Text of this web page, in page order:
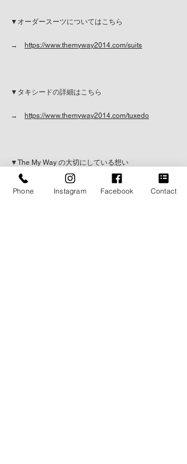
▼オーダースーツについてはこちら
→ https://www.themyway2014.com/suits
▼タキシードの詳細はこちら
→ https://www.themyway2014.com/tuxedo
▼The My Way の大切にしている想い
→ https://www.themyway2014.com/concept
Phone Instagram Facebook Contact